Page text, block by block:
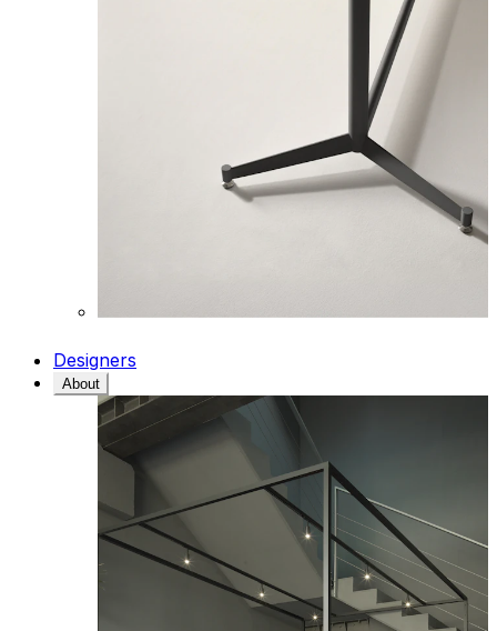
Designers
About